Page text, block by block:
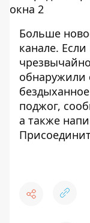
Больше
канале.
обнаружили
поджог,
а также